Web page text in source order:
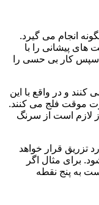
انجام می گیرد.
های پیشانی را با
کار بی حسی را
و در واقع با این
موقت فلج می کنند.
لازم است از سرنگ
تزریق قرار خواهد
برای مثال اگر
به پنج نقطه